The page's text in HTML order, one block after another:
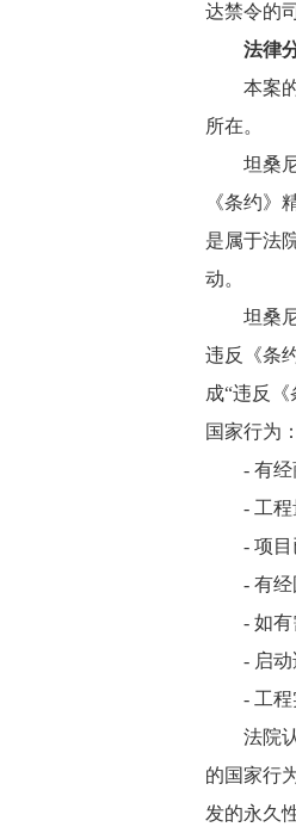
达禁令的
法律
本案的
所在。
坦桑尼
《条约》
是属于法
动。
坦桑尼
违反《条
成“违反
国家行为：
- 有经
- 工程
- 项目
- 有经
- 如有
- 启
- 工
法院认
的国家行
发的永久